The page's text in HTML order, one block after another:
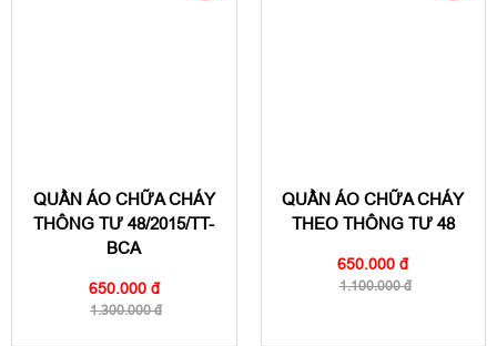
QUẦN ÁO CHỮA CHÁY
THÔNG TƯ 48/2015/TT-
BCA
650.000 đ
1.300.000 đ
QUẦN ÁO CHỮA CHÁY
THEO THÔNG TƯ 48
650.000 đ
1.100.000 đ